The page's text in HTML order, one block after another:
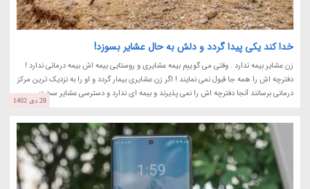
خدا کند یکی پیدا گردد و دلش به حال عشایر بسوزد!
زن عشایر بیمه ندارد . وقتی می گوییم بیمه عشایری و روستایی بیمه اش بیمه درمانی ندارد !
دفترچه اش را همه جا قبول نمی نمایند ! اگر زن عشایری بیمار گردد و او را به نزدیک ترین مرکز
درمانی برسانند آنجا دفترچه اش را نمی پذیرند و بیمه ای ندارد و دسترسی عشایر سخت...
28 دی 1402